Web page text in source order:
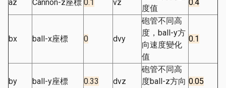
az Cannon-z座標 0.1 vz
度值
0.4
bx ball-x座標 0 dvy
砲管不同高
度，ball-y方
向速度變化
值
0.1
by ball-y座標 0.33 dvz
砲管不同高
度ball-z方向 0.05